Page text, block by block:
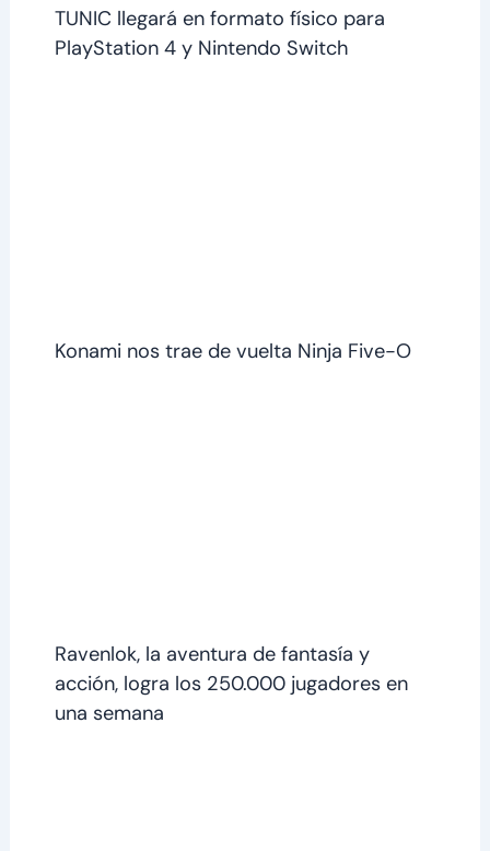
TUNIC llegará en formato físico para
PlayStation 4 y Nintendo Switch
Konami nos trae de vuelta Ninja Five-O
Ravenlok, la aventura de fantasía y
acción, logra los 250.000 jugadores en
una semana